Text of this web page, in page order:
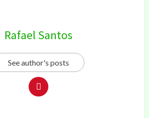
Rafael Santos
See author's posts